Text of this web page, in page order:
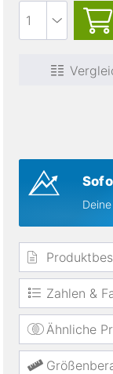
Zahlen &
Ähnliche